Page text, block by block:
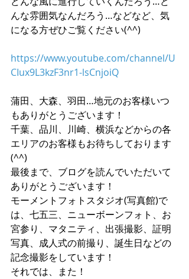
んな雰囲気なんだろう…などなど、気
になる方ぜひご覧ください(^^)
https://www.youtube.com/channel/U
CIux9L3kzF3nr1-lsCnjoiQ
蒲田、大森、羽田…地元のお客様いつ
もありがとうございます！
千葉、品川、川崎、横浜などからの各
エリアのお客様もお待ちしております
(^^)
最後まで、ブログを読んでいただいて
ありがとうございます！
モーメントフォトスタジオ(写真館)で
は、七五三、ニューボーンフォト、お
宮参り、マタニティ、出張撮影、証明
写真、成人式の前撮り、誕生日などの
記念撮影をしています！
それでは、また！